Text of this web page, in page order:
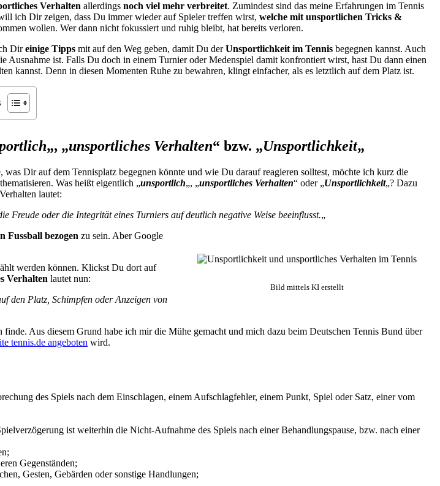
Verhalten allerdings noch viel mehr verbreitet. Zumindest sind das meine Erfahrungen im Tennis
ich Dir zeigen, dass Du immer wieder auf Spieler treffen wirst, welche mit unsportlichen Tricks &
wollen. Wer dann nicht fokussiert und ruhig bleibt, hat bereits verloren.
Direinige Tipps mit auf den Weg geben, damit Du derUnsportlichkeit im Tennis begegnen kannst. Auch
Ausnahme ist. Falls Du doch in einem Turnier oder Medenspiel damit konfrontiert wirst, hast Du dann einen
kannst. Denn in diesen Momenten Ruhe zu bewahren, klingt einfacher, als es letztlich auf dem Platz ist.
„, „unsportliches Verhalten“ bzw. „Unsportlichkeit„
was Dir auf dem Tennisplatz begegnen könnte und wie Du darauf reagieren solltest, möchte ich kurz die
Was heißt eigentlich „unsportlich„, „unsportliches Verhalten“ oder „Unsportlichkeit„? Dazu
lautet:
Freude oder die Integrität eines Turniers auf deutlich negative Weise beeinflusst.„
Bild mittels KI erstellt
Fussball bezogen zu sein. Aber Google
werden können. Klickst Du dort auf
Verhalten lautet nun:
den Platz, Schimpfen oder Anzeigen von
Aus diesem Grund habe ich mir die Mühe gemacht und mich dazu beim Deutschen Tennis Bund über
tennis.de angeboten wird.
des Spiels nach dem Einschlagen, einem Aufschlagfehler, einem Punkt, Spiel oder Satz, einer vom
ist weiterhin die Nicht-Aufnahme des Spiels nach einer Behandlungspause, bzw. nach einer
Gegenständen;
Gesten, Gebärden oder sonstige Handlungen;